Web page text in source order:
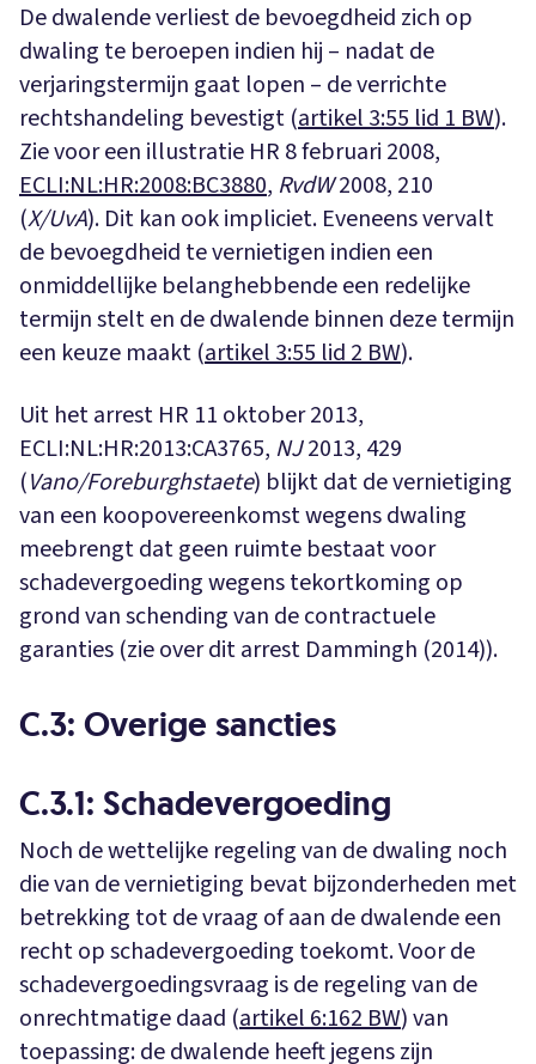
De dwalende verliest de bevoegdheid zich op
dwaling te beroepen indien hij – nadat de
verjaringstermijn gaat lopen – de verrichte
rechtshandeling bevestigt (artikel 3:55 lid 1 BW).
Zie voor een illustratie HR 8 februari 2008,
ECLI:NL:HR:2008:BC3880, RvdW2008, 210
(X/UvA). Dit kan ook impliciet. Eveneens vervalt
de bevoegdheid te vernietigen indien een
onmiddellijke belanghebbende een redelijke
termijn stelt en de dwalende binnen deze termijn
een keuze maakt (artikel 3:55 lid 2 BW).
Uit het arrest HR 11 oktober 2013,
ECLI:NL:HR:2013:CA3765, NJ2013, 429
(Vano/Foreburghstaete) blijkt dat de vernietiging
van een koopovereenkomst wegens dwaling
meebrengt dat geen ruimte bestaat voor
schadevergoeding wegens tekortkoming op
grond van schending van de contractuele
garanties (zie over dit arrest Dammingh (2014)).
C.3: Overige sancties
C.3.1: Schadevergoeding
Noch de wettelijke regeling van de dwaling noch
die van de vernietiging bevat bijzonderheden met
betrekking tot de vraag of aan de dwalende een
recht op schadevergoeding toekomt. Voor de
schadevergoedingsvraag is de regeling van de
onrechtmatige daad (artikel 6:162 BW) van
toepassing: de dwalende heeft jegens zijn